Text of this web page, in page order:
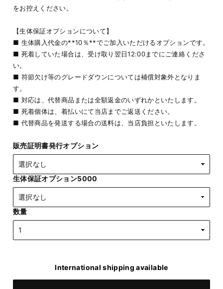
をお控えください。
【生体保証オプションについて】
■ 生体購入代金の**10％**でご加入いただけるオプションです。
■ 死着していた場合は、受け取り翌日12:00までにご連絡くださ
い。
■ 符節欠け等のグレードダウンについては補償対象外となりま
す。
■ 対応は、代替商品または全額返金のいずれかといたします。
■ 死着個体は、着払いにて当店までご返送ください。
■ 代替商品を発送する場合の送料は、当店負担といたします。
販売証明書発行オプション
生体保証オプション5000
数量
International shipping available